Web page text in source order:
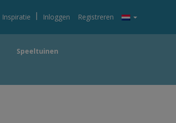
Inspiratie | Inloggen Registreren
Speeltuinen